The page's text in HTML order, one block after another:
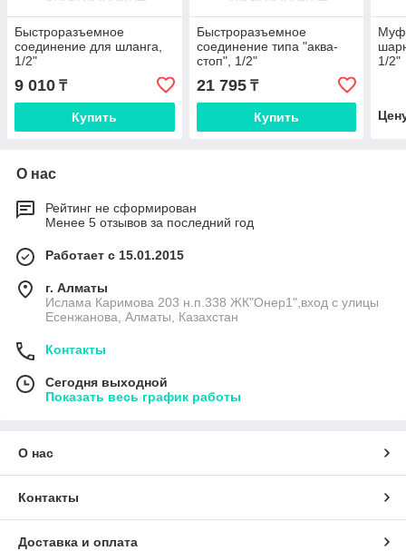
Быстроразъемное
соединение для шланга,
1/2"
9 010 ₸
Купить
Быстроразъемное
соединение типа "аква-
стоп", 1/2"
21 795₸
Купить
1/2"
О нас
Рейтинг не сформирован
Менее 5 отзывов за последний год
Работает с 15.01.2015
г. Алматы
Ислама Каримова 203 н.п.338 ЖК"Онер1",вход с улицы
Есенжанова, Алматы, Казахстан
Контакты
Сегодня выходной
Показать весь график работы
О нас
Контакты
Доставка и оплата